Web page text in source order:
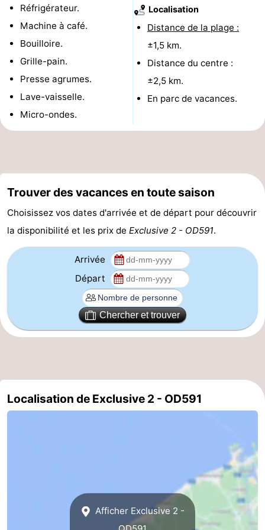
Forum
-
Occidentale
-
Bruges
-
Ypres
La
côte
-
Zwin
Heist
Zeebrugge
-
Réfrigérateur.
Machine à café.
Bouilloire.
Grille-pain.
Presse agrumes.
Lave-vaisselle.
Micro-ondes.
Localisation
Distance de la plage :
±1,5 km.
Distance du centre :
±2,5 km.
En parc de vacances.
Trouver des vacances en toute saison
Choisissez vos dates d'arrivée et de départ pour découvrir
la disponibilité et les prix de Exclusive 2 - OD591.
Arrivée
Départ
Chercher et trouver
Localisation de Exclusive 2 - OD591
Afficher Exclusive 2 -